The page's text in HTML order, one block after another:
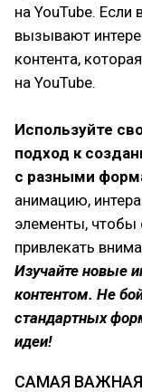
на YouTube.
вызывают
контента,
на YouTube.
Используйте
подход к
с разными
анимацию,
элементы, чтобы
привлекать
Изучайте новые
контентом. Не
стандартных
идеи!
САМАЯ ВАЖНАЯ